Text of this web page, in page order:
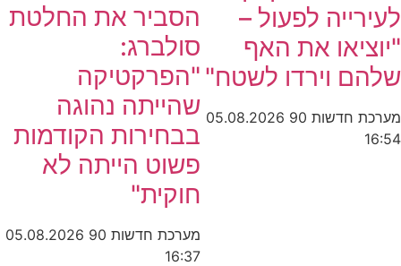
לעירייה לפעול –
"יוציאו את האף
שלהם וירדו לשטח"
מערכת חדשות 90
05.08.2026
16:54
הסביר את החלטת
סולברג:
"הפרקטיקה
שהייתה נהוגה
בבחירות הקודמות
פשוט הייתה לא
חוקית"
מערכת חדשות 90
05.08.2026
16:37